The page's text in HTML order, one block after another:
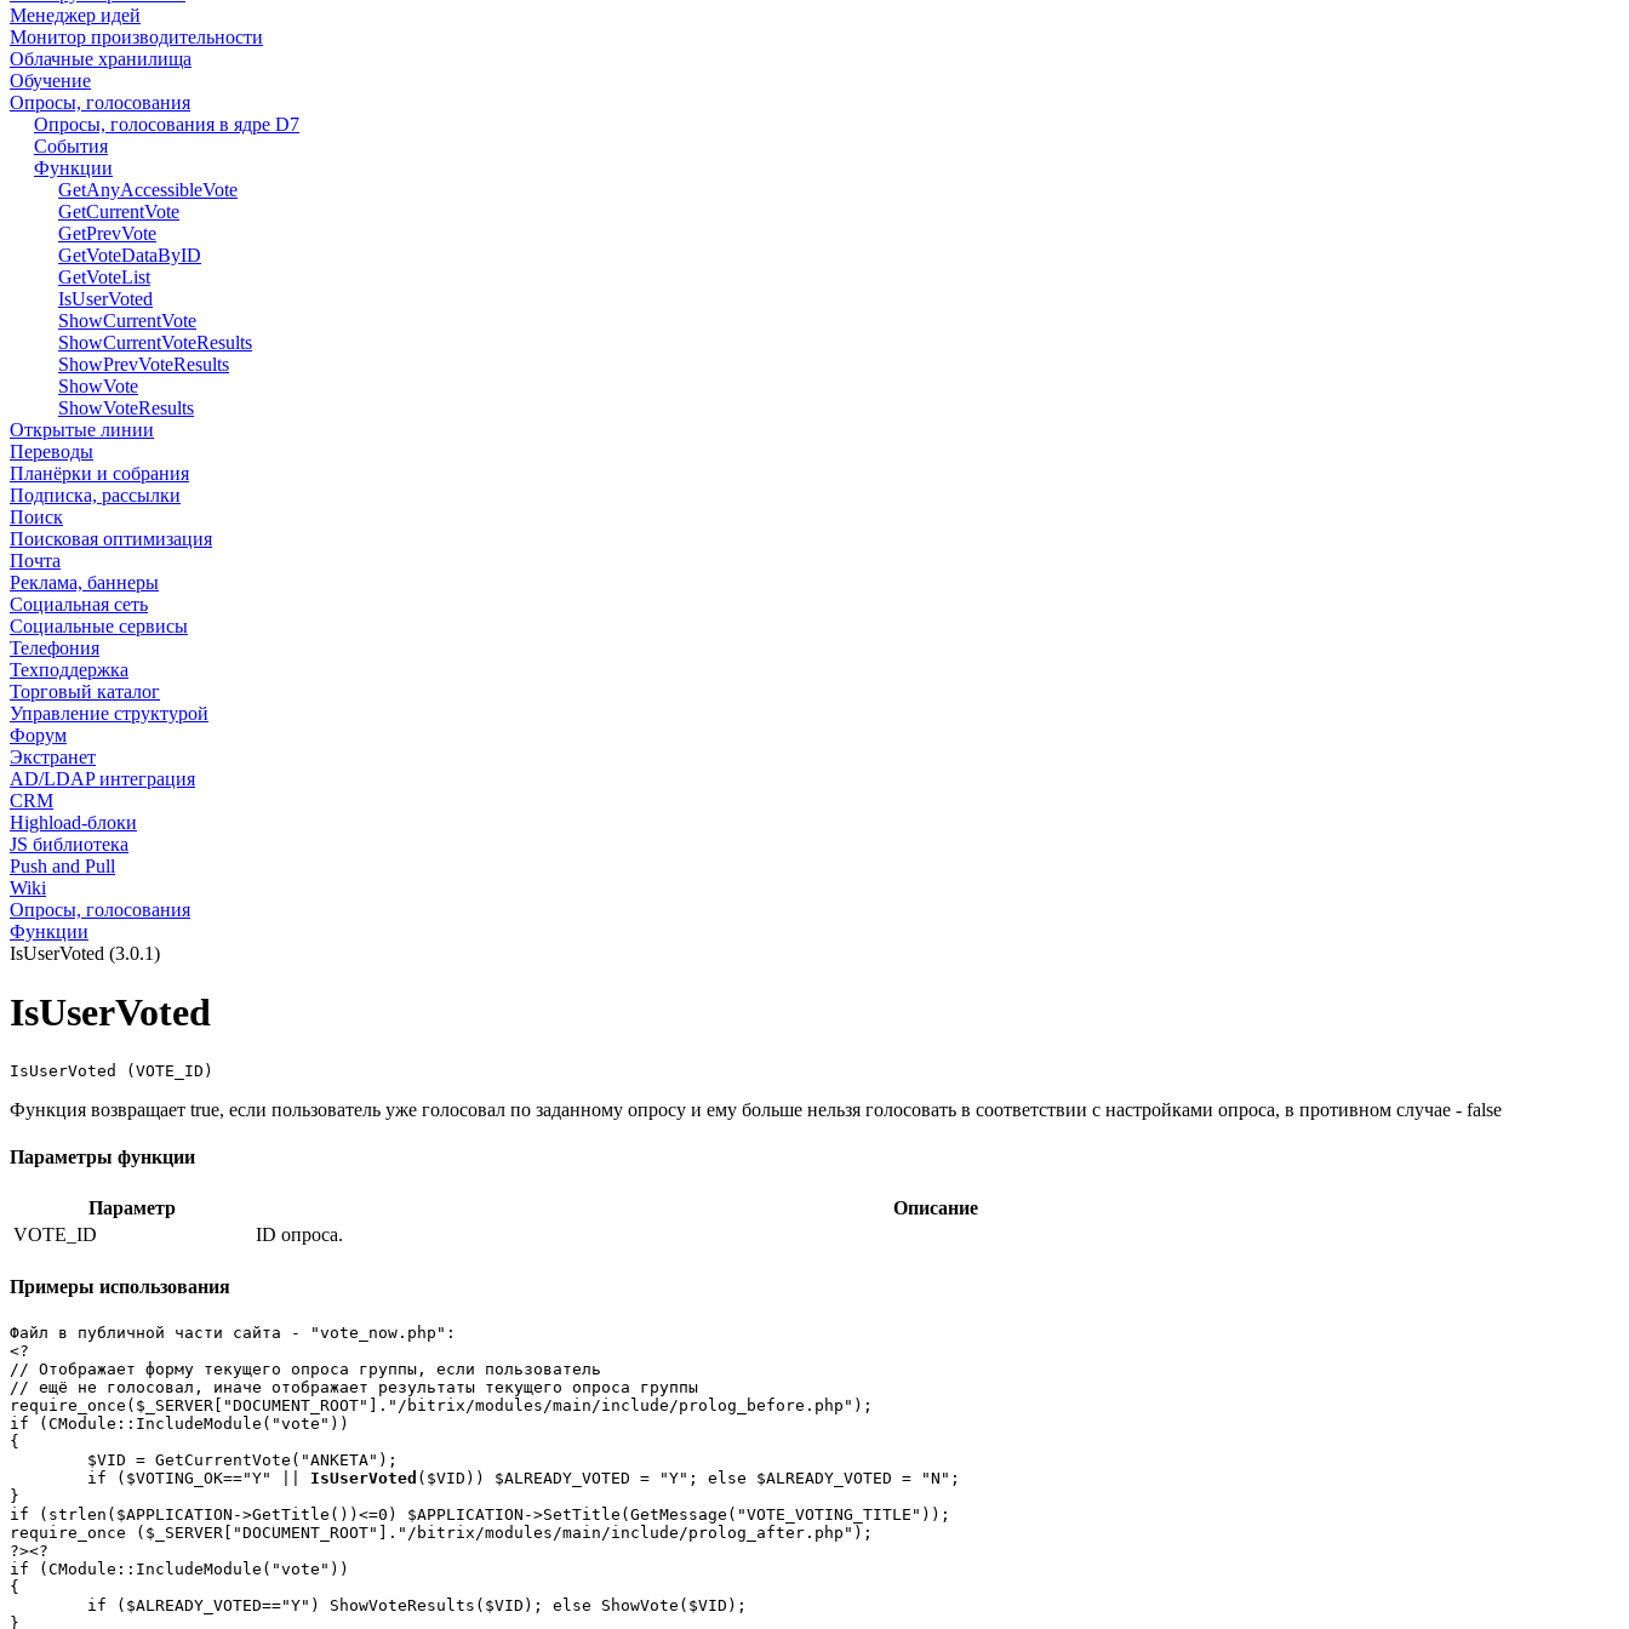
Менеджер идей
Монитор производительности
Облачные хранилища
Обучение
Опросы, голосования
Опросы, голосования в ядре D7
События
Функции
GetAnyAccessibleVote
GetCurrentVote
GetPrevVote
GetVoteDataByID
GetVoteList
IsUserVoted
ShowCurrentVote
ShowCurrentVoteResults
ShowPrevVoteResults
ShowVote
ShowVoteResults
Открытые линии
Переводы
Планёрки и собрания
Подписка, рассылки
Поиск
Поисковая оптимизация
Почта
Реклама, баннеры
Социальная сеть
Социальные сервисы
Телефония
Техподдержка
Торговый каталог
Управление структурой
Форум
Экстранет
AD/LDAP интеграция
CRM
Highload-блоки
JS библиотека
Push and Pull
Wiki
Опросы, голосования
Функции
IsUserVoted (3.0.1)
IsUserVoted
IsUserVoted (VOTE_ID)
Функция возвращает true, если пользователь уже голосовал по заданному опросу и ему больше нельзя голосовать в соответствии с настройками опроса, в противном случае - false
Параметры функции
Параметр
Описание
VOTE_ID
ID опроса.
Примеры использования
Файл в публичной части сайта - "vote_now.php":
<?
// Отображает форму текущего опроса группы, если пользователь
// ещё не голосовал, иначе отображает результаты текущего опроса группы
require_once($_SERVER["DOCUMENT_ROOT"]."/bitrix/modules/main/include/prolog_before.php");
if (CModule::IncludeModule("vote"))
{
	if ($VOTING_OK=="Y" ||
IsUserVoted ($VID)) $ALREADY_VOTED = "Y"; else $ALREADY_VOTED = "N";
}
if (strlen($APPLICATION->GetTitle())<=0) $APPLICATION->SetTitle(GetMessage("VOTE_VOTING_TITLE"));
require_once ($_SERVER["DOCUMENT_ROOT"]."/bitrix/modules/main/include/prolog_after.php");
?><?
if (CModule::IncludeModule("vote"))
{
}